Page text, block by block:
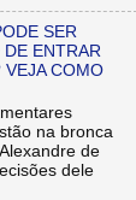
SER
DE ENTRAR
VEJA COMO
na bronca
de
dele